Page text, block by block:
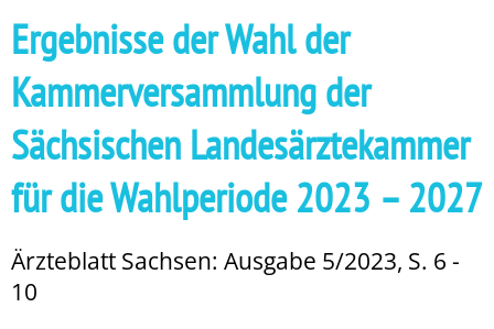
Ergebnisse der Wahl der
Kammerversammlung der
Sächsischen Landesärztekammer
für die Wahlperiode 2023 – 2027
Ärzteblatt Sachsen: Ausgabe 5/2023, S. 6 -
10